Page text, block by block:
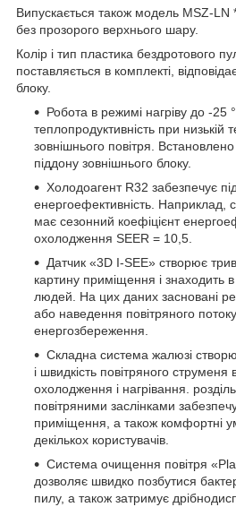
Випускається також модель MSZ-LN
без прозорого верхнього шару.
Колір і тип пластика бездротового
поставляється в комплекті,
блоку.
Робота в режимі нагріву до -25
теплопродуктивність при низькій
зовнішнього повітря.
піддону зовнішнього блоку.
Холодоагент R32 забезпечує
енергоефективність. Наприклад,
має сезонний коефіцієнт
охолодження SEER = 10,5.
Датчик «3D I-SEE» створює
картину приміщення і знаходить
людей. На цих даних засновані
або наведення повітряного
енергозбереження.
Складна система жалюзі
і швидкість повітряного
охолодження і нагрівання.
повітряними заслінками
приміщення, а також комфортні
декількох користувачів.
Система очищення повітря
дозволяє швидко позбутися
пилу, а також затримує